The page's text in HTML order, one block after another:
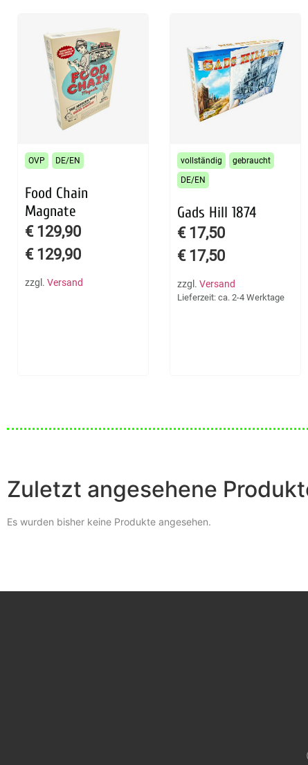
Food Chain
Magnate
€ 129,90
€ 129,90
zzgl. Versand
OVP DE/EN
Gads Hill 1874
€ 17,50
€ 17,50
zzgl. Versand
Lieferzeit: ca. 2-4 Werktage
vollständig
gebraucht
DE/EN
Zuletzt angesehene
Es wurden bisher keine Produkte angesehen.